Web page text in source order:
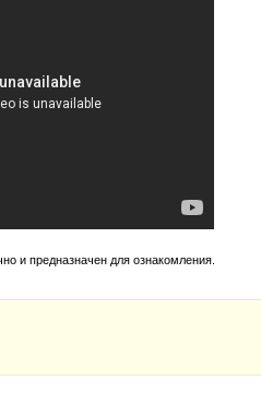
и предназначен для ознакомления.